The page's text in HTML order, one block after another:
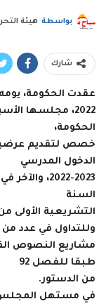
بواسطة هيئة
شارك
عقدت الحكومة، يومه الخميس 11 من صفر
2022، مجلسها
الحكومة،
خصص لتقديم
الدخول المدرسي
2022-2023،
السنة
التشريعية الأولى
وللتداول في عدد من
مشاريع النصوص
طبقا للفصل 92
من الدستور.
في مستهل المجلس